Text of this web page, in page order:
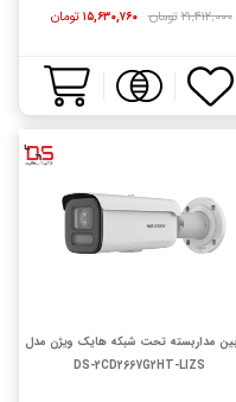
۲۱,۴۱۲,۰۰۰تومان ۱۵,۶۳۰,۷۶۰ تومان
مداربسته تحت شبکه هایک ویژن مدل
DS-2CD2667G2HT-LIZS